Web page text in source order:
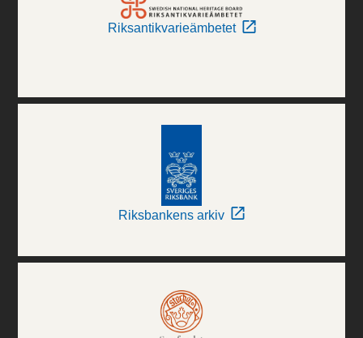
Riksantikvarieämbetet
Riksbankens arkiv